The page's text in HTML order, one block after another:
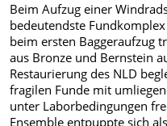
Beim Aufzug einer
bedeutendste
beim ersten Baggeraufzug
aus Bronze und Bernstein
Restaurierung des NLD
fragilen Funde mit
unter Laborbedingungen
Ensemble entpuppte sich